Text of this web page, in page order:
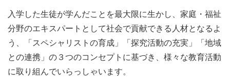
入学した生徒が学んだことを最大限に生かし、家庭・福祉
分野のエキスパートとして社会で貢献できる人材となるよ
う、「スペシャリストの育成」「探究活動の充実」「地域
との連携」の３つのコンセプトに基づき、様々な教育活動
に取り組んでいらっしゃいます。